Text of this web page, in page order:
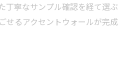
丁寧なサンプル確認を経て選ぶ
せるアクセントウォールが完成